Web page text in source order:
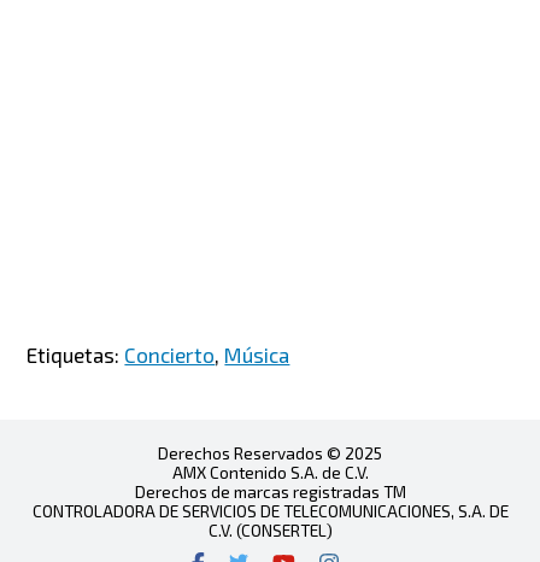
Etiquetas: Concierto, Música
Derechos Reservados © 2025
AMX Contenido S.A. de C.V.
Derechos de marcas registradas TM
CONTROLADORA DE SERVICIOS DE TELECOMUNICACIONES, S.A. DE
C.V. (CONSERTEL)